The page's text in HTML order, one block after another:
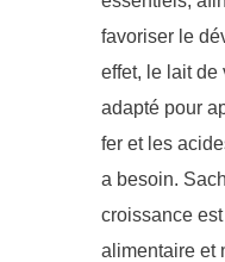
favoriser le
effet, le lait de
adapté pour
fer et les
a besoin.
croissance
alimentaire et